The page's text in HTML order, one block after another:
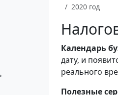
2020 год
Календарь
дату, и
реального
Полезные